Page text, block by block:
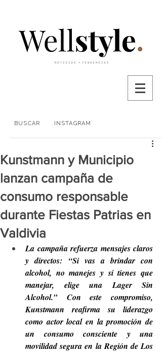
BUSCAR INSTAGRAM
Kunstmann y Municipio
lanzan campaña de
consumo responsable
durante Fiestas Patrias en
Valdivia
La campaña refuerza mensajes claros
y directos: “Si vas a brindar con
alcohol, no manejes y si tienes que
manejar, elige una Lager Sin
Alcohol.” Con este compromiso,
Kunstmann reafirma su liderazgo
como actor local en la promoción de
un consumo consciente y una
movilidad segura en la Región de Los